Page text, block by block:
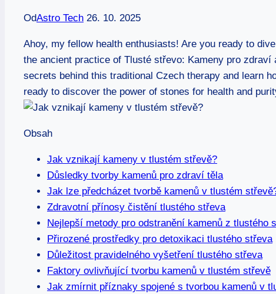
OdAstro Tech 26. 10. 2025
Ahoy, my fellow health enthusiasts! Are you ready to
the ancient practice of Tlusté střevo: Kameny pro
secrets behind this traditional Czech therapy and learn
ready to discover the power of stones for health and
Obsah
Jak vznikají kameny v tlustém střevě?
Důsledky tvorby kamenů pro zdraví těla
Jak lze předcházet tvorbě kamenů v tlustém
Zdravotní přínosy čistění tlustého střeva
Nejlepší metody pro odstranění kamenů z tlustého
Přirozené prostředky pro detoxikaci tlustého střeva
Důležitost pravidelného vyšetření tlustého střeva
Faktory ovlivňující tvorbu kamenů v tlustém střevě
Jak zmírnit příznaky spojené s tvorbou kamenů v